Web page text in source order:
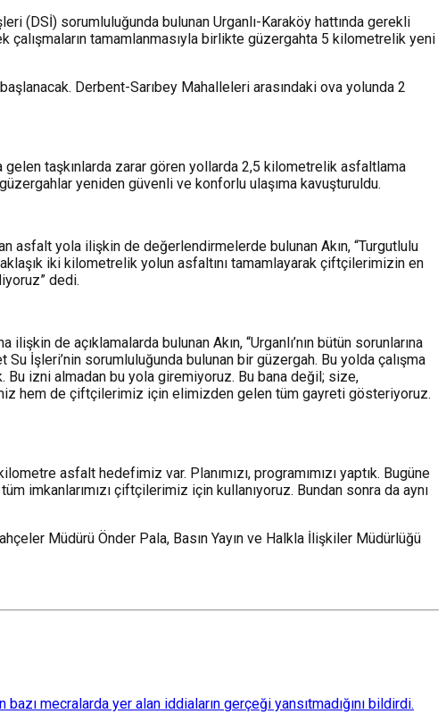
(DSİ) sorumluluğunda bulunan Urganlı-Karaköy hattında gerekli
çalışmaların tamamlanmasıyla birlikte güzergahta 5 kilometrelik yeni
Derbent-Sarıbey Mahalleleri arasındaki ova yolunda 2
taşkınlarda zarar gören yollarda 2,5 kilometrelik asfaltlama
yeniden güvenli ve konforlu ulaşıma kavuşturuldu.
asfalt yola ilişkin de değerlendirmelerde bulunan Akın, “Turgutlulu
iki kilometrelik yolun asfaltını tamamlayarak çiftçilerimizin en
dedi.
de açıklamalarda bulunan Akın, “Urganlı’nın bütün sorunlarına
İşleri’nin sorumluluğunda bulunan bir güzergah. Bu yolda çalışma
izni almadan bu yola giremiyoruz. Bu bana değil; size,
hem de çiftçilerimiz için elimizden gelen tüm gayreti gösteriyoruz.
asfalt hedefimiz var. Planımızı, programımızı yaptık. Bugüne
imkanlarımızı çiftçilerimiz için kullanıyoruz. Bundan sonra da aynı
Müdürü Önder Pala, Basın Yayın ve Halkla İlişkiler Müdürlüğü
bazı mecralarda yer alan iddiaların gerçeği yansıtmadığını bildirdi.